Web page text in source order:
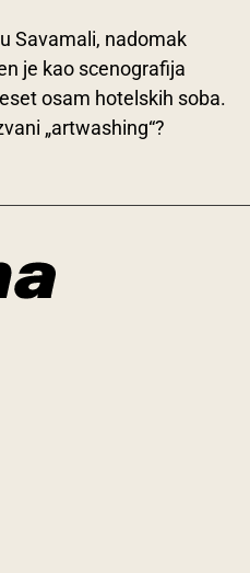
Savamali, nadomak
je kao scenografija
osam hotelskih soba.
„artwashing“?